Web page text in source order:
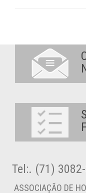
Tel:. (71)
ASSOCIAÇÃO DE